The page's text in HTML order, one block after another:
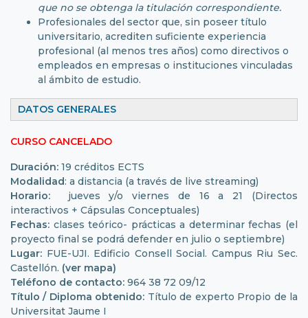
que no se obtenga la titulación correspondiente.
Profesionales del sector que, sin poseer título
universitario, acrediten suficiente experiencia
profesional (al menos tres años) como directivos o
empleados en empresas o instituciones vinculadas
al ámbito de estudio.
DATOS GENERALES
CURSO CANCELADO
Duración: 19 créditos ECTS
Modalidad: a distancia (a través de live streaming)
Horario: jueves y/o viernes de 16 a 21 (Directos
interactivos + Cápsulas Conceptuales)
Fechas: clases teórico- prácticas a determinar fechas (el
proyecto final se podrá defender en julio o septiembre)
Lugar: FUE-UJI. Edificio Consell Social. Campus Riu Sec.
Castellón. (ver mapa)
Teléfono de contacto: 964 38 72 09/12
Título / Diploma obtenido: Título de experto Propio de la
Universitat Jaume I